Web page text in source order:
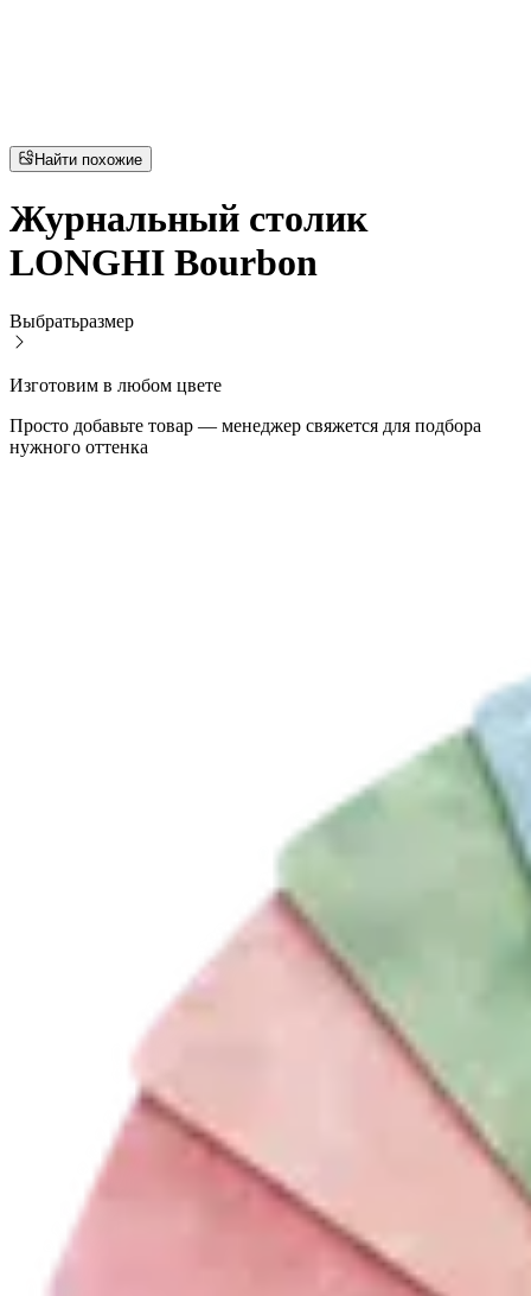
Найти похожие
Журнальный столик
LONGHI Bourbon
Выбратьразмер
Изготовим в любом цвете
Просто добавьте товар — менеджер свяжется для подбора
нужного оттенка